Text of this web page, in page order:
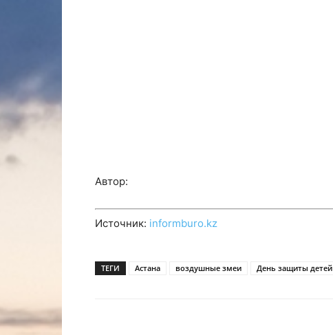
Автор:
Источник: informburo.kz
ТЕГИ Астана воздушные змеи День защиты детей